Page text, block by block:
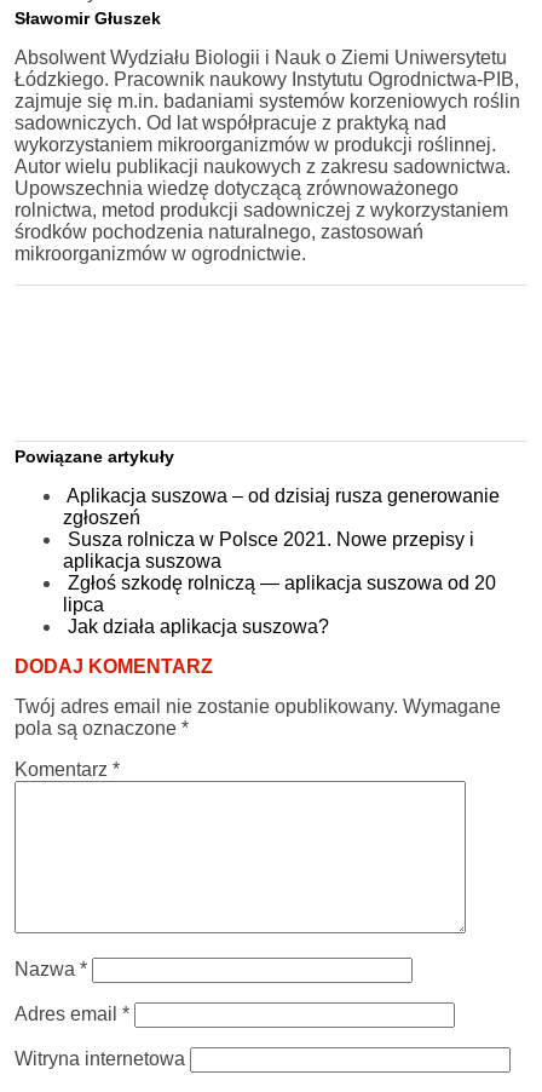
Sławomir Głuszek
Absolwent Wydziału Biologii i Nauk o Ziemi Uniwersytetu
Łódzkiego. Pracownik naukowy Instytutu Ogrodnictwa-PIB,
zajmuje się m.in. badaniami systemów korzeniowych roślin
sadowniczych. Od lat współpracuje z praktyką nad
wykorzystaniem mikroorganizmów w produkcji roślinnej.
Autor wielu publikacji naukowych z zakresu sadownictwa.
Upowszechnia wiedzę dotyczącą zrównoważonego
rolnictwa, metod produkcji sadowniczej z wykorzystaniem
środków pochodzenia naturalnego, zastosowań
mikroorganizmów w ogrodnictwie.
Powiązane artykuły
Aplikacja suszowa – od dzisiaj rusza generowanie
zgłoszeń
Susza rolnicza w Polsce 2021. Nowe przepisy i
aplikacja suszowa
Zgłoś szkodę rolniczą — aplikacja suszowa od 20
lipca
Jak działa aplikacja suszowa?
DODAJ KOMENTARZ
Twój adres email nie zostanie opublikowany. Wymagane
pola są oznaczone *
Komentarz *
Nazwa *
Adres email *
Witryna internetowa